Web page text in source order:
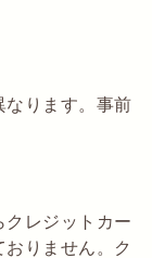
ります。事前
レジットカー
りません。ク